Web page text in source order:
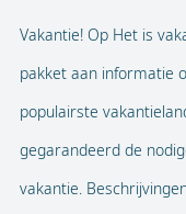
Vakantie! Op Het is
pakket aan informatie
populairste
gegarandeerd de
vakantie.